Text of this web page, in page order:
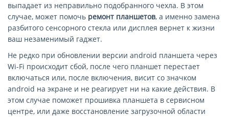
выпадает из неправильно подобранного чехла. В этом
случае, может помочь ремонт планшетов, а именно замена
разбитого сенсорного стекла или дисплея вернет к жизни
ваш незаменимый гаджет.
Не редко при обновлении версии android планшета через
Wi-Fi происходит сбой, после чего планшет перестает
включаться или, после включения, висит со значком
android на экране и не реагирует ни на какие действия. В
этом случае поможет прошивка планшета в сервисном
центре, или даже восстановление загрузочной области